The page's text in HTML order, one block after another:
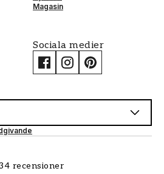
Magasin
Sociala medier
recensioner